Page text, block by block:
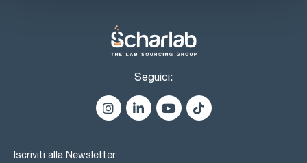
Seguici:
Iscriviti alla Newsletter